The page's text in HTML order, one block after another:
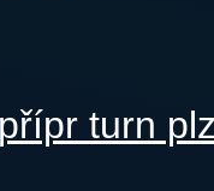
turn